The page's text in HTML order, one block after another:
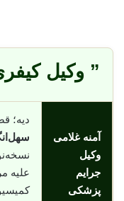
” وکیل
آمنه غلامی
وکیل
جرایم
پزشکی
دیه؛
علیه